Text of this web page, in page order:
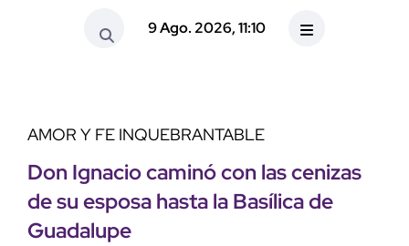
9 Ago. 2026, 11:10
AMOR Y FE INQUEBRANTABLE
Don Ignacio caminó con las cenizas
de su esposa hasta la Basílica de
Guadalupe